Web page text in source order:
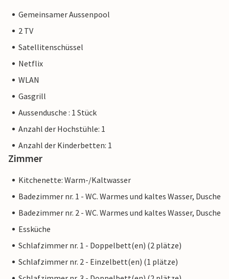
Gemeinsamer Aussenpool
2 TV
Satellitenschüssel
Netflix
WLAN
Gasgrill
Aussendusche : 1 Stück
Anzahl der Hochstühle: 1
Anzahl der Kinderbetten: 1
Zimmer
Kitchenette: Warm-/Kaltwasser
Badezimmer nr. 1 - WC. Warmes und kaltes Wasser, Dusche
Badezimmer nr. 2 - WC. Warmes und kaltes Wasser, Dusche
Essküche
Schlafzimmer nr. 1 - Doppelbett(en) (2 plätze)
Schlafzimmer nr. 2 - Einzelbett(en) (1 plätze)